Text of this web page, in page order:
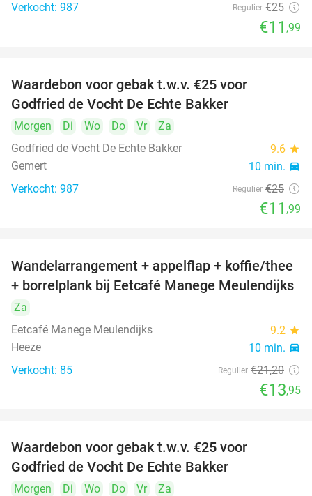
Verkocht: 987 Regulier €25
€11 ,99
Waardebon voor gebak t.w.v. €25 voor
Godfried de Vocht De Echte Bakker
Morgen Di Wo Do Vr
Za
Godfried de Vocht De Echte Bakker
9.6 star
Gemert 10 min. directions_car
Verkocht: 987 Regulier €25
€11 ,99
34%
Wandelarrangement + appelflap + koffie/thee
+ borrelplank bij Eetcafé Manege Meulendijks
Za
Eetcafé Manege Meulendijks
9.2 star
Heeze 10 min. directions_car
Verkocht: 85 Regulier €21,20
€13,95
Waardebon voor gebak t.w.v. €25 voor
Godfried de Vocht De Echte Bakker
Morgen Di Wo Do Vr
Za